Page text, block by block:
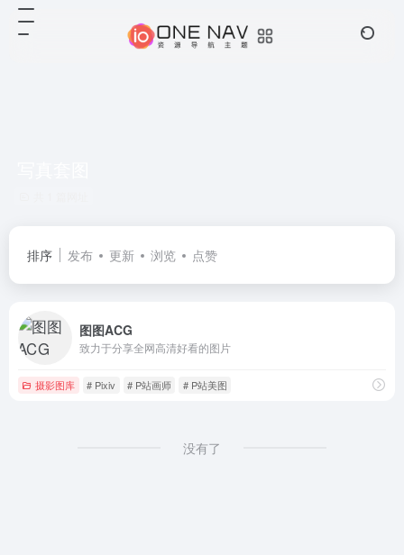
排序 发布 更新 浏览 点赞
图图ACG
致力于分享全网高清好看的图片
摄影图库 # Pixiv # P站画师 # P站美图
没有了